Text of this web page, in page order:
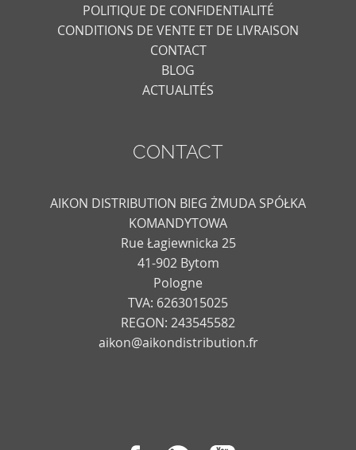
POLITIQUE DE CONFIDENTIALITÉ
CONDITIONS DE VENTE ET DE LIVRAISON
CONTACT
BLOG
ACTUALITÉS
CONTACT
AIKON DISTRIBUTION BIEG ŻMUDA SPÓŁKA
KOMANDYTOWA
Rue Łagiewnicka 25
41-902 Bytom
Pologne
TVA: 6263015025
REGON: 243545582
aikon@aikondistribution.fr